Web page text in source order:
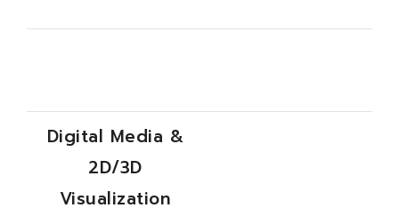
Digital Media &
2D/3D
Visualization